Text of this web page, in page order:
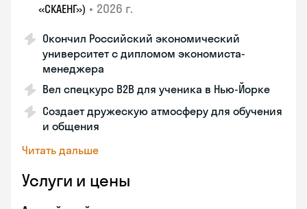
«СКАЕНГ») • 2026 г.
Окончил Российский экономический
университет с дипломом экономиста-
менеджера
Вел спецкурс B2B для ученика в Нью-Йорке
Создает дружескую атмосферу для обучения
и общения
Читать дальше
Услуги и цены